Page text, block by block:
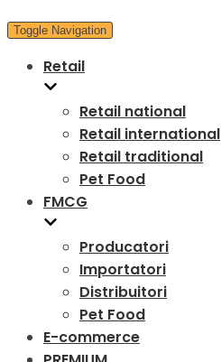
Toggle Navigation
Retail
Retail national
Retail international
Retail traditional
Pet Food
FMCG
Producatori
Importatori
Distribuitori
Pet Food
E-commerce